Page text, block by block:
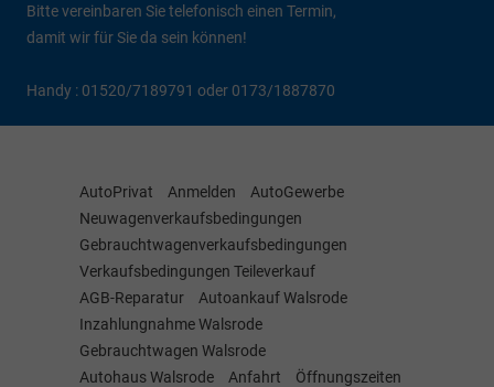
Bitte vereinbaren Sie telefonisch einen Termin,
damit wir für Sie da sein können!
Handy : 01520/7189791 oder 0173/1887870
AutoPrivat Anmelden
AutoGewerbe
Neuwagenverkaufsbedingungen
Gebrauchtwagenverkaufsbedingungen
Verkaufsbedingungen Teileverkauf
AGB-Reparatur
Autoankauf Walsrode
Inzahlungnahme Walsrode
Gebrauchtwagen Walsrode
Autohaus Walsrode
Anfahrt
Öffnungszeiten